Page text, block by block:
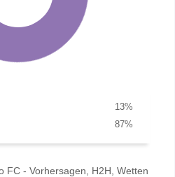
%
13
%
87
FC - Vorhersagen, H2H, Wetten